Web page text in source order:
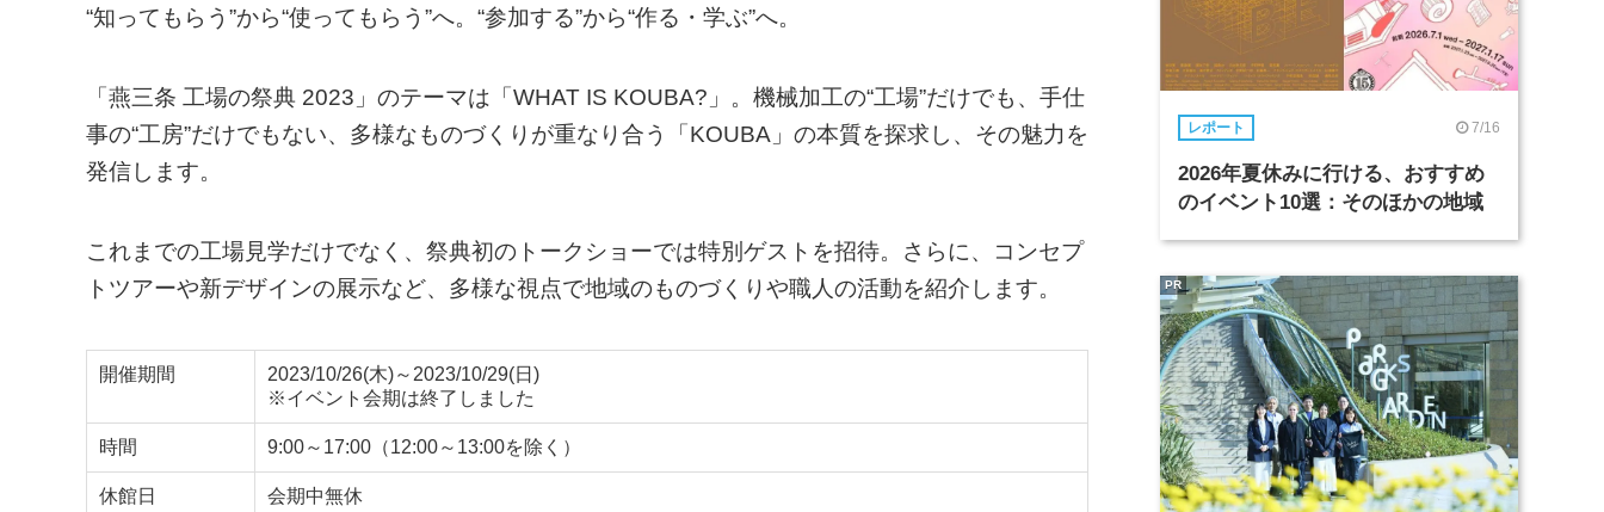
“知ってもらう”から“使ってもらう”へ。“参加する”から“作る・学ぶ”へ。
「燕三条 工場の祭典 2023」のテーマは「WHAT IS KOUBA?」。機械加工の“工場”だけでも、手仕
事の“工房”だけでもない、多様なものづくりが重なり合う「KOUBA」の本質を探求し、その魅力を
発信します。
これまでの工場見学だけでなく、祭典初のトークショーでは特別ゲストを招待。さらに、コンセプ
トツアーや新デザインの展示など、多様な視点で地域のものづくりや職人の活動を紹介します。
開催期間
2023/10/26(木)～2023/10/29(日)
※イベント会期は終了しました
時間 9:00～17:00（12:00～13:00を除く）
休館日 会期中無休
レポート 7/16
2026年夏休みに行ける、おすすめ
のイベント10選：そのほかの地域
PR